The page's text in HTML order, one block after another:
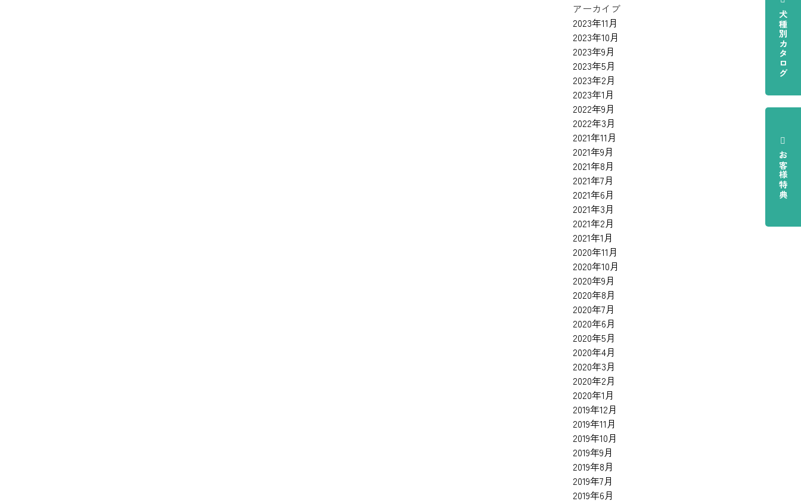
犬種別カタログ
お客様特典
アーカイブ
2023年11月
2023年10月
2023年9月
2023年5月
2023年2月
2023年1月
2022年9月
2022年3月
2021年11月
2021年9月
2021年8月
2021年7月
2021年6月
2021年3月
2021年2月
2021年1月
2020年11月
2020年10月
2020年9月
2020年8月
2020年7月
2020年6月
2020年5月
2020年4月
2020年3月
2020年2月
2020年1月
2019年12月
2019年11月
2019年10月
2019年9月
2019年8月
2019年7月
2019年6月